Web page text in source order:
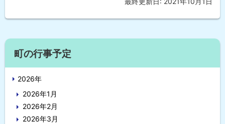
に
戻
サ
イ
ド
町の行事予定
2026年
2026年1月
2026年2月
2026年3月